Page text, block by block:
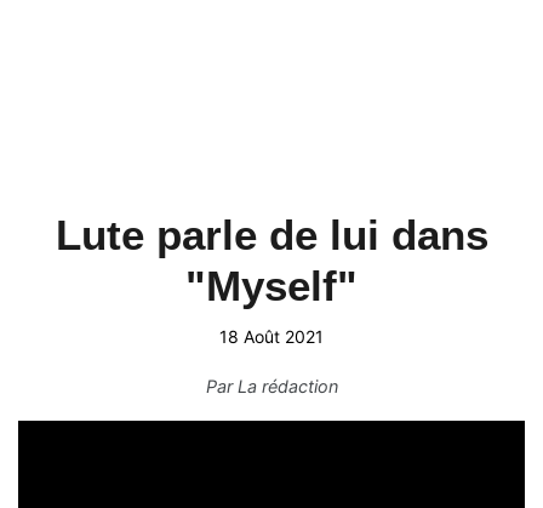
Lute parle de lui dans
"Myself"
18 Août 2021
ParLa rédaction